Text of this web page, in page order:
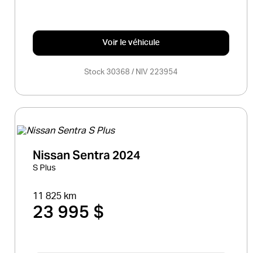
Voir le véhicule
Stock 30368 / NIV 223954
Nissan Sentra 2024
S Plus
11 825 km
23 995 $